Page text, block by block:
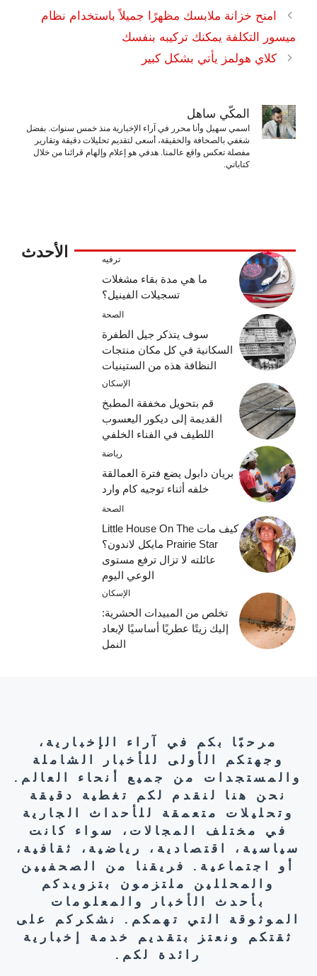
امنح خزانة ملابسك مظهرًا جميلاً باستخدام نظام
ميسور التكلفة يمكنك تركيبه بنفسك
كلاي هولمز يأتي بشكل كبير
المكّي ساهل
اسمي سهيل وأنا محرر في آراء الإخبارية منذ خمس سنوات. بفضل
شغفي بالصحافة والحقيقة، أسعى لتقديم تحليلات دقيقة وتقارير
مفصلة تعكس واقع عالمنا. هدفي هو إعلام وإلهام قرائنا من خلال
كتاباتي.
الأحدث ترفيه
ما هي مدة بقاء مشغلات
تسجيلات الفينيل؟
الصحة
سوف يتذكر جيل الطفرة
السكانية في كل مكان منتجات
النظافة هذه من الستينيات
الإسكان
قم بتحويل مخفقة المطبخ
القديمة إلى ديكور اليعسوب
اللطيف في الفناء الخلفي
رياضة
بريان دابول يضع فترة العمالقة
خلفه أثناء توجيه كام وارد
الصحة
كيف مات Little House On The
Prairie Star مايكل لاندون؟
عائلته لا تزال ترفع مستوى
الوعي اليوم
الإسكان
تخلص من المبيدات الحشرية:
إليك زيتًا عطريًا أساسيًا لإبعاد
النمل
مرحبًا بكم في آراء الإخبارية،
وجهتكم الأولى للأخبار الشاملة
والمستجدات من جميع أنحاء العالم.
نحن هنا لنقدم لكم تغطية دقيقة
وتحليلات متعمقة للأحداث الجارية
في مختلف المجالات، سواء كانت
سياسية، اقتصادية، رياضية، ثقافية،
أو اجتماعية. فريقنا من الصحفيين
والمحللين ملتزمون بتزويدكم
بأحدث الأخبار والمعلومات
الموثوقة التي تهمكم. نشكركم على
ثقتكم ونعتز بتقديم خدمة إخبارية
رائدة لكم.